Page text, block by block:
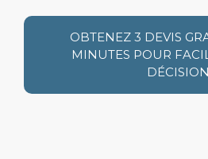
OBTENEZ 3 DEVIS
MINUTES POUR
DÉCISION